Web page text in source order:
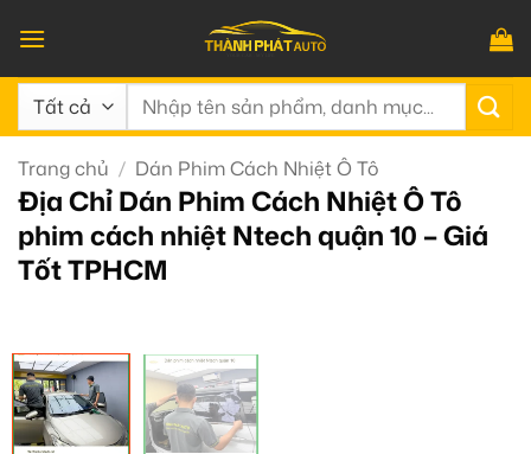
qua
nội
dung
Tìm
Trang chủ / Dán Phim Cách Nhiệt Ô Tô
Địa Chỉ Dán Phim Cách Nhiệt Ô Tô
phim cách nhiệt Ntech quận 10 – Giá
Tốt TPHCM